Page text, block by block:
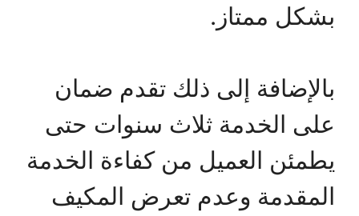
بشكل ممتاز.
بالإضافة إلى ذلك تقدم ضمان
على الخدمة ثلاث سنوات حتى
يطمئن العميل من كفاءة الخدمة
المقدمة وعدم تعرض المكيف